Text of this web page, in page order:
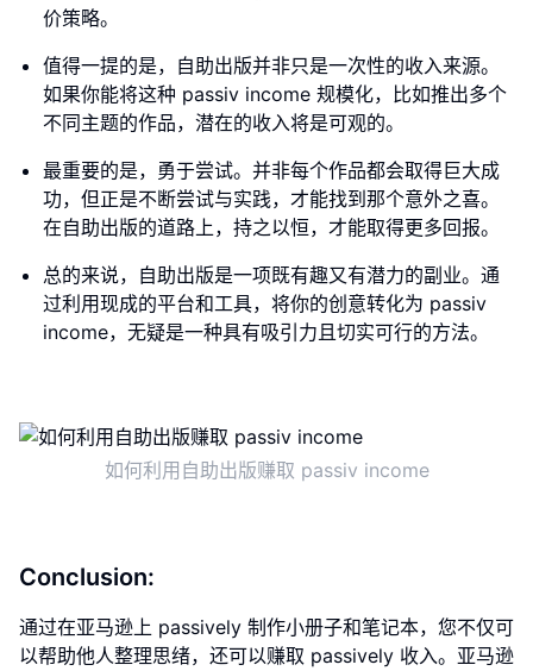
价策略。
值得一提的是，自助出版并非只是一次性的收入来源。
如果你能将这种 passiv income 规模化，比如推出多个
不同主题的作品，潜在的收入将是可观的。
最重要的是，勇于尝试。并非每个作品都会取得巨大成
功，但正是不断尝试与实践，才能找到那个意外之喜。
在自助出版的道路上，持之以恒，才能取得更多回报。
总的来说，自助出版是一项既有趣又有潜力的副业。通
过利用现成的平台和工具，将你的创意转化为 passiv
income，无疑是一种具有吸引力且切实可行的方法。
如何利用自助出版赚取 passiv income
Conclusion:
通过在亚马逊上 passively 制作小册子和笔记本，您不仅可
以帮助他人整理思绪，还可以赚取 passively 收入。亚马逊